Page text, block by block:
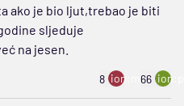
ako je bio ljut,trebao je biti
sljeduje
na jesen.
8 ion:minus
66